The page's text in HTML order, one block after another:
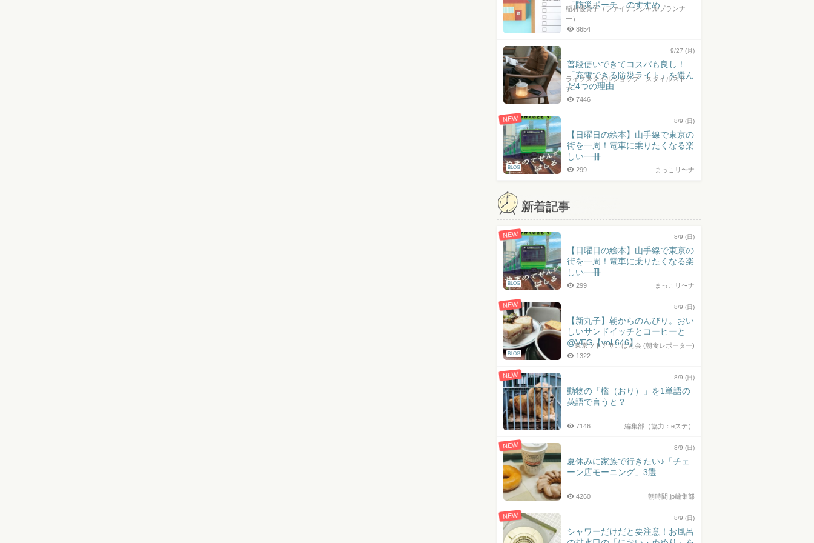
「防災ポーチ」のすすめ
稲村優貴子（ファイナンシャルプランナ
ー）
8654
9/27 (月)
普段使いできてコスパも良し！
「充電できる防災ライト」を選ん
だ4つの理由
ライフスタイルショップ「スタイルスト
ア」
7446
NEW
BLOG
8/9 (日)
【日曜日の絵本】山手線で東京の
街を一周！電車に乗りたくなる楽
しい一冊
まっこリ〜ナ
299
新着記事
NEW
BLOG
8/9 (日)
【日曜日の絵本】山手線で東京の
街を一周！電車に乗りたくなる楽
しい一冊
まっこリ〜ナ
299
NEW
BLOG
8/9 (日)
【新丸子】朝からのんびり。おい
しいサンドイッチとコーヒーと
@VEG【vol.646】
東京ソトアサごはん会 (朝食レポーター)
1322
NEW 8/9 (日)
動物の「檻（おり）」を1単語の
英語で言うと？
編集部（協力：eステ）
7146
NEW 8/9 (日)
夏休みに家族で行きたい♪「チェ
ーン店モーニング」3選
朝時間.jp編集部
4260
NEW 8/9 (日)
シャワーだけだと要注意！お風呂